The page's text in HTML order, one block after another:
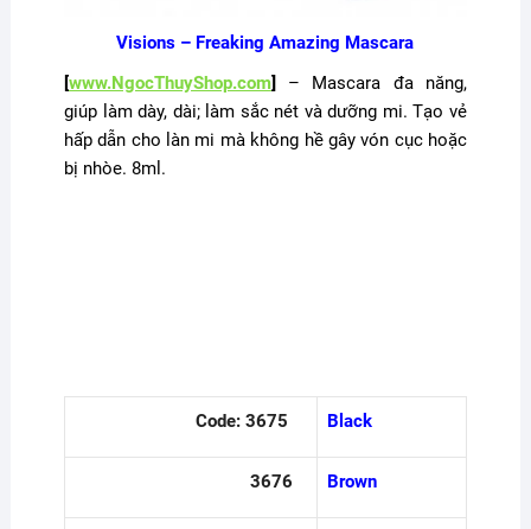
Visions – Freaking Amazing Mascara
[www.NgocThuyShop.com]
– Mascara đa năng,
giúp làm dày, dài; làm sắc nét và dưỡng mi. Tạo vẻ
hấp dẫn cho làn mi mà không hề gây vón cục hoặc
bị nhòe. 8ml.
Code: 3675 Black
3676 Brown